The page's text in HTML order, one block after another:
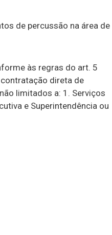
de percussão na área de
às regras do art. 5
direta de
limitados a: 1. Serviços
e Superintendência ou